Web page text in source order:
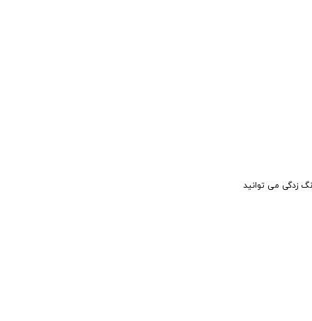
زدگی می توانید